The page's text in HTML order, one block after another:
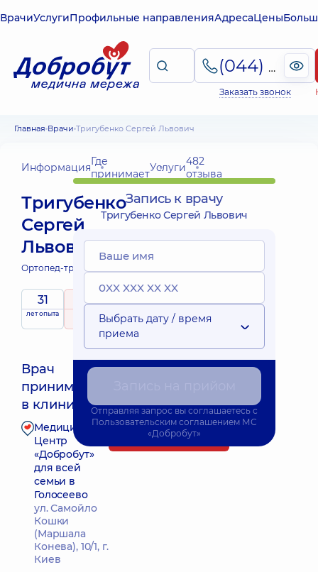
ВрачиУслугиПрофильные направленияАдресаЦены
(044) 495-2-888
Заказать звонок
Главная Врачи Тригубенко Сергей Львович
ИнформацияГде
принимаетУслуги482
отзыва
Тригубенко
Сергей
Львович
Ортопед-травматолог;
31
лет опыта
5 / 5
рейтингна основе
482 отзыва
Врач
принимает
в клинике
Медицинский
Центр
«Добробут»
для всей
семьи в
Голосеево
ул. Самойло
Кошки
(Маршала
Конева), 10/1, г.
Киев
Запись к врачу
Запись к врачу
Тригубенко Сергей Львович
Выбрать дату / время
приема
Отправляя запрос вы соглашаетесь с
Пользовательским соглашением МС
«Добробут»